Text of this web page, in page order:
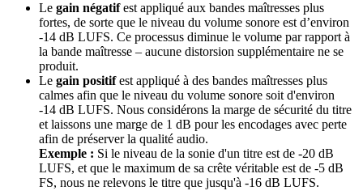
Le gain négatifest appliqué aux bandes maîtresses plus
fortes, de sorte que le niveau du volume sonore est d’environ
-14 dB LUFS. Ce processus diminue le volume par rapport à
la bande maîtresse – aucune distorsion supplémentaire ne se
produit.
Le gain positifest appliqué à des bandes maîtresses plus
calmes afin que le niveau du volume sonore soit d'environ
-14 dB LUFS. Nous considérons la marge de sécurité du titre
et laissons une marge de 1 dB pour les encodages avec perte
afin de préserver la qualité audio.
Exemple : Si le niveau de la sonie d'un titre est de -20 dB
LUFS, et que le maximum de sa crête véritable est de -5 dB
FS, nous ne relevons le titre que jusqu'à -16 dB LUFS.